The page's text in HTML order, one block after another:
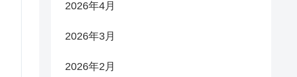
2026年4月
2026年3月
2026年2月